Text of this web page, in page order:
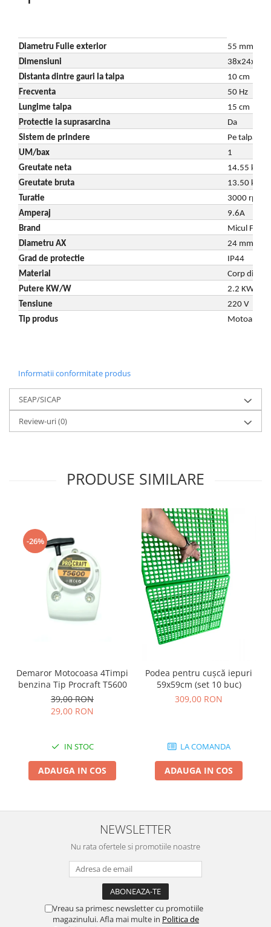
Diametru Fulie exterior
55 mm
Dimensiuni
38x24x21
Distanta dintre gauri la talpa
10 cm
Frecventa
50 Hz
Lungime talpa
15 cm
Protectie la suprasarcina
Da
Sistem de prindere
Pe talpa
UM/bax
1
Greutate neta
14.55 kg
Greutate bruta
13.50 kg
Turatie
3000 rpm
Amperaj
9.6A
Brand
Micul
Diametru AX
24 mm
Grad de protectie
IP44
Material
Corp din
Putere KW/W
2.2 KW
Tensiune
220 V
Tip produs
Motoare
Informatii conformitate produs
SEAP/SICAP
Review-uri(0)
PRODUSE SIMILARE
-26%
Demaror Motocoasa 4Timpi
benzina Tip Procraft T5600
39,00 RON
29,00 RON
IN STOC
ADAUGA IN COS
Podea pentru cușcă iepuri
59x59cm (set 10 buc)
309,00 RON
LA COMANDA
ADAUGA IN COS
NEWSLETTER
Nu rata ofertele si promotiile noastre
Vreau sa primesc newsletter cu promotiile
magazinului. Afla mai multe in Politica de